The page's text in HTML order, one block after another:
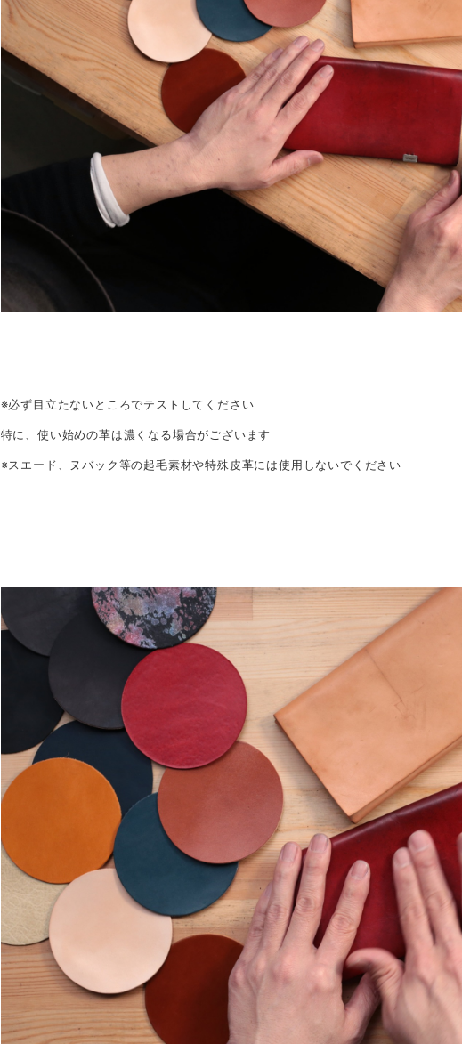
※必ず目立たないところでテストしてください
特に、使い始めの革は濃くなる場合がございます
※スエード、ヌバック等の起毛素材や特殊皮革には使用しないでください